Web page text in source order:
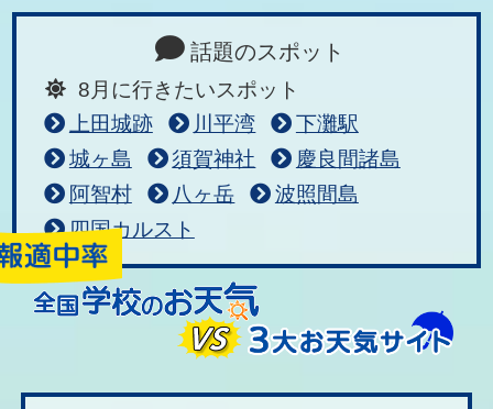
話題のスポット
8月に行きたいスポット
上田城跡
川平湾
下灘駅
城ヶ島
須賀神社
慶良間諸島
阿智村
八ヶ岳
波照間島
四国カルスト